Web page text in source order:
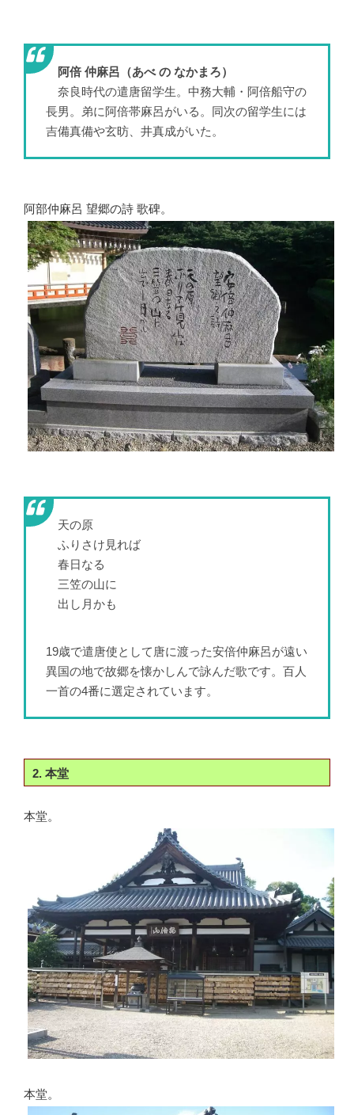
阿倍 仲麻呂（あべ の なかまろ）
奈良時代の遣唐留学生。中務大輔・阿倍船守の
長男。弟に阿倍帯麻呂がいる。同次の留学生には
吉備真備や玄昉、井真成がいた。
阿部仲麻呂 望郷の詩 歌碑。
天の原
ふりさけ見れば
春日なる
三笠の山に
出し月かも
19歳で遣唐使として唐に渡った安倍仲麻呂が遠い
異国の地で故郷を懐かしんで詠んだ歌です。百人
一首の4番に選定されています。
2. 本堂
本堂。
本堂。